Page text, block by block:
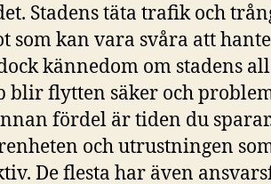
Stadens täta trafik och
som kan vara svåra att
kännedom om stadens
blir flytten säker och
fördel är tiden du
och utrustningen
De flesta har även